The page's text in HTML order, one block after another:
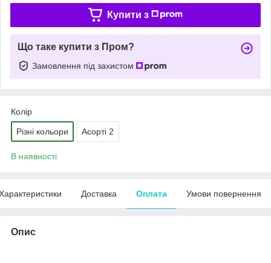
Купити з
Що таке купити з Пром?
Замовлення під захистом
Колір
Різні кольори Асорті 2
В наявності
Доставка Оплата Умови повернення
Опис